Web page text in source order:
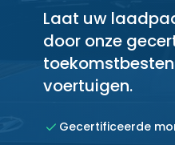
Laat uw
door onze
voertuigen.
Gecertificeerde